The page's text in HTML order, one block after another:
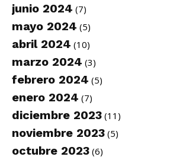
junio 2024 (7)
mayo 2024 (5)
abril 2024 (10)
marzo 2024 (3)
febrero 2024 (5)
enero 2024 (7)
diciembre 2023 (11)
noviembre 2023 (5)
octubre 2023 (6)